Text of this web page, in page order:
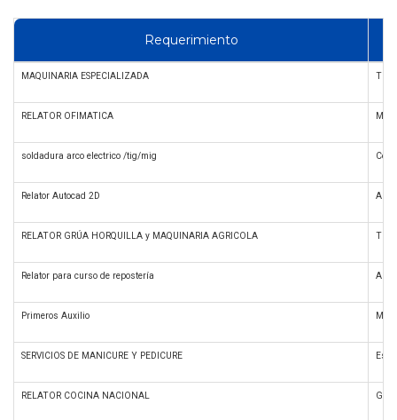
Requerimiento
MAQUINARIA ESPECIALIZADA
RELATOR OFIMATICA
soldadura arco electrico /tig/mig
Relator Autocad 2D
RELATOR GRÚA HORQUILLA y MAQUINARIA AGRICOLA
Relator para curso de repostería
Primeros Auxilio
SERVICIOS DE MANICURE Y PEDICURE
RELATOR COCINA NACIONAL